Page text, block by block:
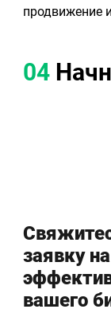
продвижение
04
заявку
вашего